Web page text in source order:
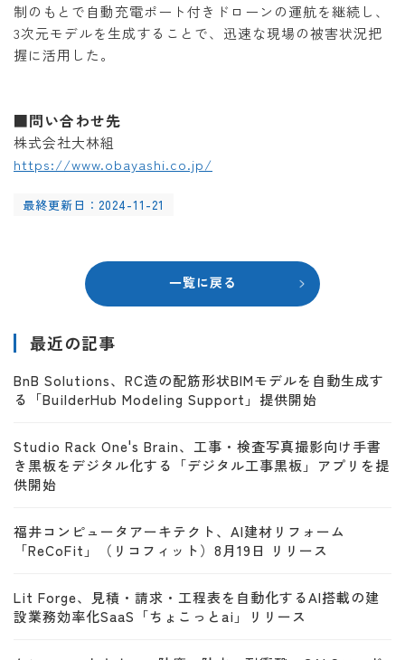
制のもとで自動充電ポート付きドローンの運航を継続し、
3次元モデルを生成することで、迅速な現場の被害状況把
握に活用した。
■問い合わせ先
株式会社大林組
https://www.obayashi.co.jp/
最終更新日：2024-11-21
一覧に戻る
最近の記事
BnB Solutions、RC造の配筋形状BIMモデルを自動生成す
る「BuilderHub Modeling Support」提供開始
Studio Rack One's Brain、工事・検査写真撮影向け手書
き黒板をデジタル化する「デジタル工事黒板」アプリを提
供開始
福井コンピュータアーキテクト、AI建材リフォーム
「ReCoFit」（リコフィット）8月19日 リリース
Lit Forge、見積・請求・工程表を自動化するAI搭載の建
設業務効率化SaaS「ちょこっとai」リリース